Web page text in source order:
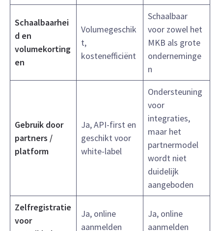
Schaalbaarhei
d en
volumekorting
en
Volumegeschik
t,
kostenefficiënt
Schaalbaar
voor zowel het
MKB als grote
onderneminge
n
Gebruik door
partners /
platform
Ja, API-first en
geschikt voor
white-label
Ondersteuning
voor
integraties,
maar het
partnermodel
wordt niet
duidelijk
aangeboden
Zelfregistratie
voor
Ja, online
aanmelden
Ja, online
aanmelden